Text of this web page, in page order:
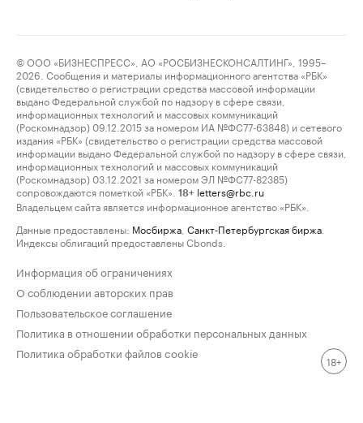
© ООО «БИЗНЕСПРЕСС», АО «РОСБИЗНЕСКОНСАЛТИНГ», 1995–
2026. Сообщения и материалы информационного агентства «РБК»
(свидетельство о регистрации средства массовой информации
выдано Федеральной службой по надзору в сфере связи,
информационных технологий и массовых коммуникаций
(Роскомнадзор) 09.12.2015 за номером ИА №ФС77-63848) и сетевого
издания «РБК» (свидетельство о регистрации средства массовой
информации выдано Федеральной службой по надзору в сфере связи,
информационных технологий и массовых коммуникаций
(Роскомнадзор) 03.12.2021 за номером ЭЛ №ФС77-82385)
сопровождаются пометкой «РБК».
18+ letters@rbc.ru
Владельцем сайта является информационное агентство «РБК».
Данные предоставлены: Мосбиржа Санкт-Петербургская биржа
Индексы облигаций предоставлены Cbonds.
Информация об ограничениях
О соблюдении авторских прав
Пользовательское соглашение
Политика в отношении обработки персональных данных
Политика обработки файлов cookie
18+